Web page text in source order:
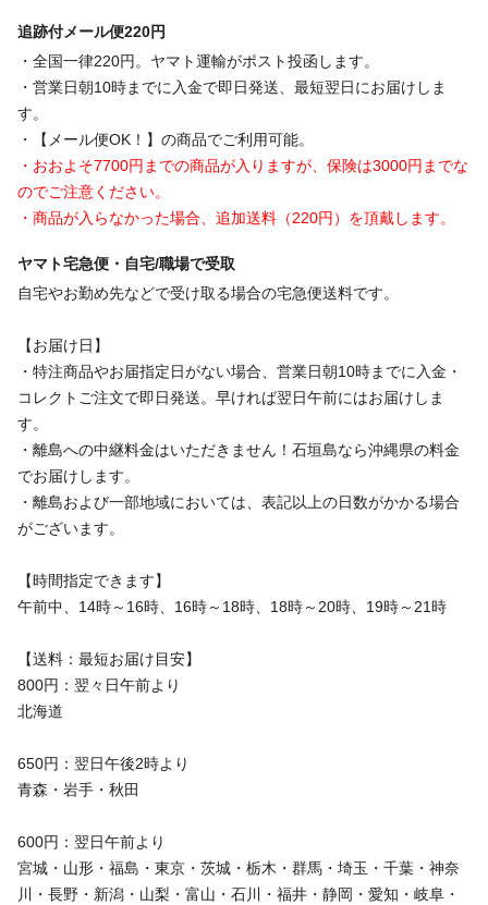
追跡付メール便220円
・全国一律220円。ヤマト運輸がポスト投函します。
・営業日朝10時までに入金で即日発送、最短翌日にお届けしま
す。
・【メール便OK！】の商品でご利用可能。
・おおよそ7700円までの商品が入りますが、保険は3000円までな
のでご注意ください。
・商品が入らなかった場合、追加送料（220円）を頂戴します。
ヤマト宅急便・自宅/職場で受取
自宅やお勤め先などで受け取る場合の宅急便送料です。
【お届け日】
・特注商品やお届指定日がない場合、営業日朝10時までに入金・
コレクトご注文で即日発送。早ければ翌日午前にはお届けしま
す。
・離島への中継料金はいただきません！石垣島なら沖縄県の料金
でお届けします。
・離島および一部地域においては、表記以上の日数がかかる場合
がございます。
【時間指定できます】
午前中、14時～16時、16時～18時、18時～20時、19時～21時
【送料：最短お届け目安】
800円：翌々日午前より
北海道
650円：翌日午後2時より
青森・岩手・秋田
600円：翌日午前より
宮城・山形・福島・東京・茨城・栃木・群馬・埼玉・千葉・神奈
川・長野・新潟・山梨・富山・石川・福井・静岡・愛知・岐阜・